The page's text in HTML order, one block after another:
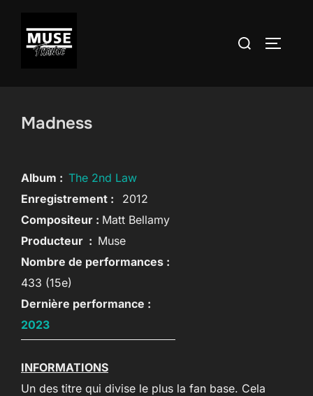
contenu
Rechercher :
Madness
Album : The 2nd Law
Enregistrement : 2012
Compositeur : Matt Bellamy
Producteur : Muse
Nombre de performances :
433 (15e)
Dernière performance :
2023
INFORMATIONS
Un des titre qui divise le plus la fan base. Cela